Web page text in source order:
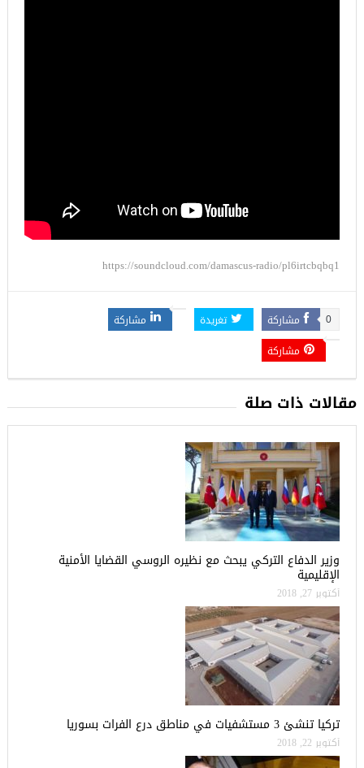
https://soundcloud.com/damascus-radio/pl6irtcbqbq1
مشاركة 0 تغريدة
مشاركة
مشاركة
مقالات ذات صلة
وزير الدفاع التركي يبحث مع نظيره الروسي القضايا الأمنية
الإقليمية
أكتوبر 27, 2018
تركيا تنشئ 3 مستشفيات في مناطق درع الفرات بسوريا
أكتوبر 22, 2018